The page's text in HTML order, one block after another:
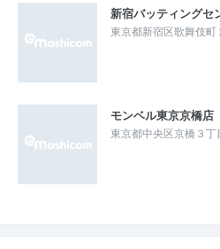
新宿バッティングセ
東京都新宿区歌舞伎町
モンベル東京京橋店
東京都中央区京橋３丁